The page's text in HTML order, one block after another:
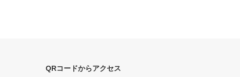
QRコードからアクセス